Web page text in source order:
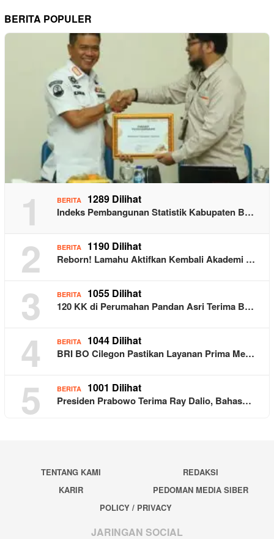
BERITA POPULER
1 BERITA 1289 Dilihat
Indeks Pembangunan Statistik Kabupaten B…
2 BERITA 1190 Dilihat
Reborn! Lamahu Aktifkan Kembali Akademi …
3 BERITA 1055 Dilihat
120 KK di Perumahan Pandan Asri Terima B…
4 BERITA 1044 Dilihat
BRI BO Cilegon Pastikan Layanan Prima Me…
5 BERITA 1001 Dilihat
Presiden Prabowo Terima Ray Dalio, Bahas…
TENTANG KAMI
REDAKSI
KARIR
PEDOMAN MEDIA SIBER
POLICY / PRIVACY
JARINGAN SOCIAL